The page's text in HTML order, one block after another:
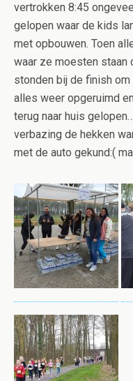
vertrokken 8:45
gelopen waar de kids
met opbouwen. Toen
waar ze moesten staan
stonden bij de finish
alles weer opgeruimd
terug naar huis
verbazing de hekken
met de auto gekund:(